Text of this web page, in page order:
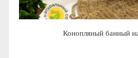
Конопляный банный